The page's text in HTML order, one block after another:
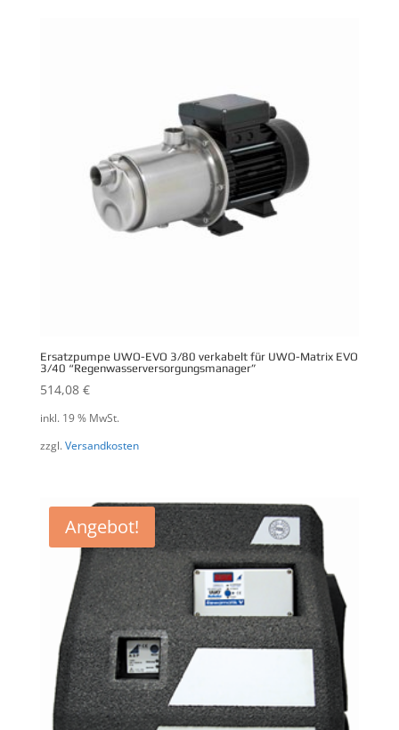
Ersatzpumpe UWO-EVO 3/80 verkabelt für UWO-Matrix EVO
3/40 “Regenwasserversorgungsmanager”
514,08 €
inkl. 19 % MwSt.
zzgl. Versandkosten
Angebot!